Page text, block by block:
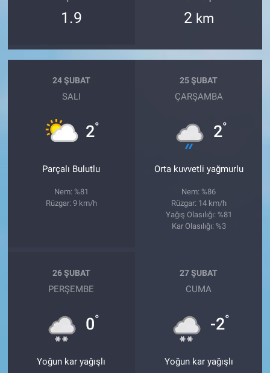
1.9 2 km
24 ŞUBAT
SALI
2°
Parçalı Bulutlu
Nem: %81
Rüzgar: 9 km/h
25 ŞUBAT
ÇARŞAMBA
2°
Orta kuvvetli yağmurlu
Nem: %86
Rüzgar: 14 km/h
Yağış Olasılığı: %81
Kar Olasılığı: %3
26 ŞUBAT
PERŞEMBE
0°
Yoğun kar yağışlı
27 ŞUBAT
CUMA
-2°
Yoğun kar yağışlı